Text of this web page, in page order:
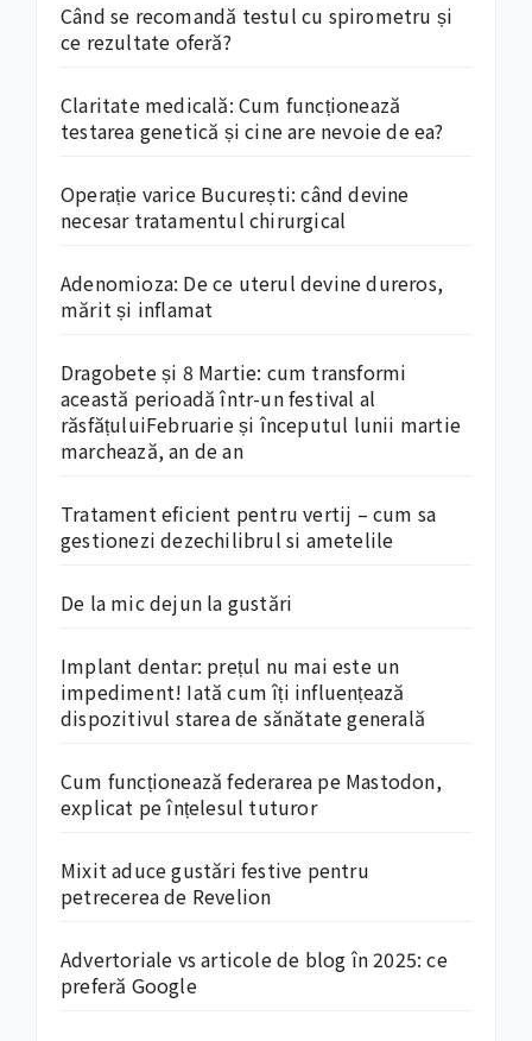
Când se recomandă testul cu spirometru și
ce rezultate oferă?
Claritate medicală: Cum funcționează
testarea genetică și cine are nevoie de ea?
Operație varice București: când devine
necesar tratamentul chirurgical
Adenomioza: De ce uterul devine dureros,
mărit și inflamat
Dragobete și 8 Martie: cum transformi
această perioadă într-un festival al
răsfățuluiFebruarie și începutul lunii martie
marchează, an de an
Tratament eficient pentru vertij – cum sa
gestionezi dezechilibrul si ametelile
De la mic dejun la gustări
Implant dentar: prețul nu mai este un
impediment! Iată cum îți influențează
dispozitivul starea de sănătate generală
Cum funcționează federarea pe Mastodon,
explicat pe înțelesul tuturor
Mixit aduce gustări festive pentru
petrecerea de Revelion
Advertoriale vs articole de blog în 2025: ce
preferă Google